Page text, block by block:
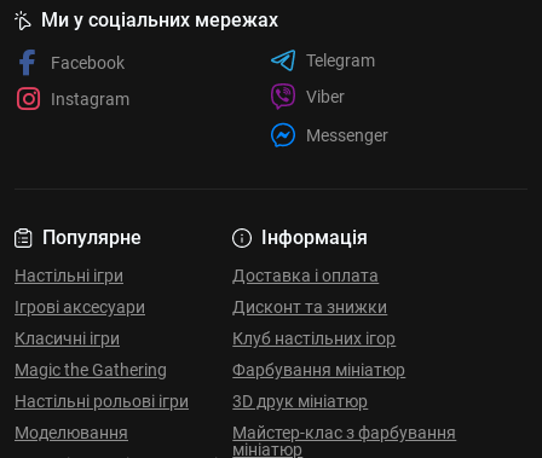
Популярне
Настільні ігри
Ігрові аксесуари
Класичні ігри
Magic the Gathering
Настільні рольові ігри
Моделювання
Інформація
Доставка і оплата
Дисконт та знижки
Клуб настільних ігор
Фарбування мініатюр
3D друк мініатюр
Майстер-клас з фарбування
мініатюр
Ми у соціальних мережах
Facebook
Instagram
Telegram
Viber
Messenger